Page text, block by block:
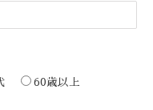
60歳以上